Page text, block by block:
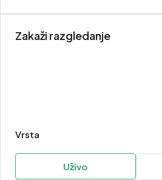
Zakaži razgledanje
Vrsta
Uživo